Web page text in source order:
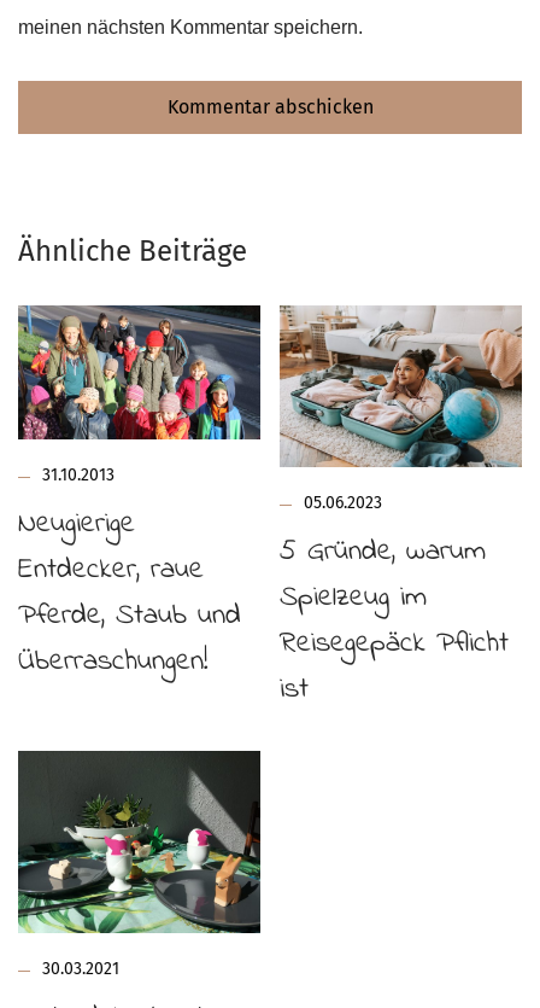
meinen nächsten Kommentar speichern.
Ähnliche Beiträge
31.10.2013
Neugierige
Entdecker, raue
Pferde, Staub und
Überraschungen!
05.06.2023
5 Gründe, warum
Spielzeug im
Reisegepäck Pflicht
ist
30.03.2021